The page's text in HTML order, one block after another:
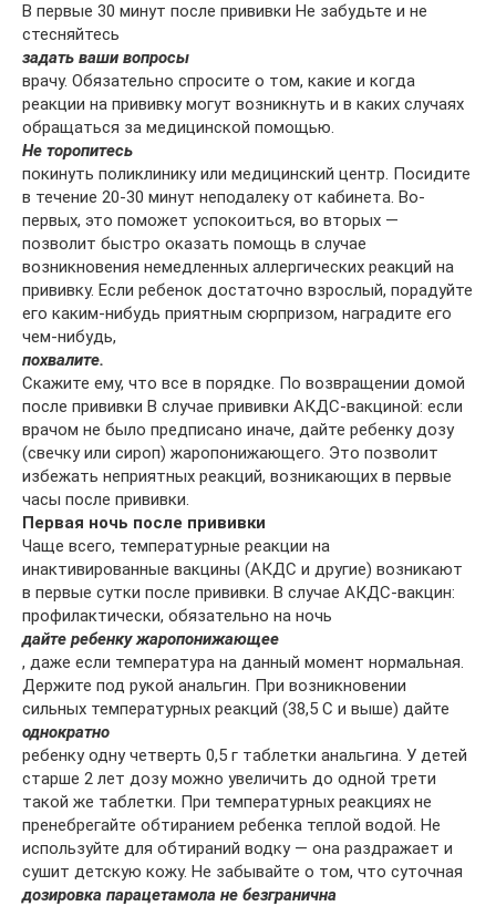
В первые 30 минут после прививки Не забудьте и не
стесняйтесь
задать ваши вопросы
врачу. Обязательно спросите о том, какие и когда
реакции на прививку могут возникнуть и в каких случаях
обращаться за медицинской помощью.
Не торопитесь
покинуть поликлинику или медицинский центр. Посидите
в течение 20-30 минут неподалеку от кабинета. Во-
первых, это поможет успокоиться, во вторых —
позволит быстро оказать помощь в случае
возникновения немедленных аллергических реакций на
прививку. Если ребенок достаточно взрослый, порадуйте
его каким-нибудь приятным сюрпризом, наградите его
чем-нибудь,
похвалите.
Скажите ему, что все в порядке. По возвращении домой
после прививки В случае прививки АКДС-вакциной: если
врачом не было предписано иначе, дайте ребенку дозу
(свечку или сироп) жаропонижающего. Это позволит
избежать неприятных реакций, возникающих в первые
часы после прививки.
Первая ночь после прививки
Чаще всего, температурные реакции на
инактивированные вакцины (АКДС и другие) возникают
в первые сутки после прививки. В случае АКДС-вакцин:
профилактически, обязательно на ночь
дайте ребенку жаропонижающее
, даже если температура на данный момент нормальная.
Держите под рукой анальгин. При возникновении
сильных температурных реакций (38,5 С и выше) дайте
однократно
ребенку одну четверть 0,5 г таблетки анальгина. У детей
старше 2 лет дозу можно увеличить до одной трети
такой же таблетки. При температурных реакциях не
пренебрегайте обтиранием ребенка теплой водой. Не
используйте для обтираний водку — она раздражает и
сушит детскую кожу. Не забывайте о том, что суточная
дозировка парацетамола не безгранична